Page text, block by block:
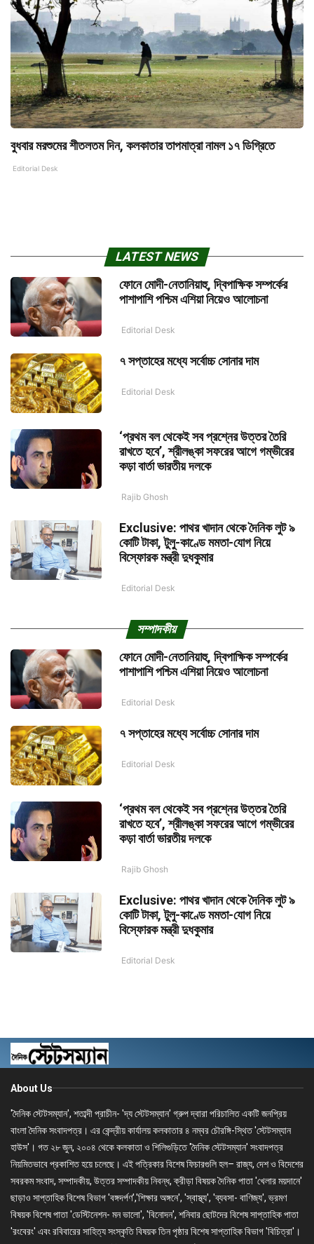
বুধবার মরশুমের শীতলতম দিন, কলকাতার তাপমাত্রা নামল ১৭ ডিগ্রিতে
Editorial Desk
LATEST NEWS
ফোনে মোদী-নেতানিয়াহু, দ্বিপাক্ষিক সম্পর্কের
পাশাপাশি পশ্চিম এশিয়া নিয়েও আলোচনা
Editorial Desk
৭ সপ্তাহের মধ্যে সর্বোচ্চ সোনার দাম
Editorial Desk
‘প্রথম বল থেকেই সব প্রশ্নের উত্তর তৈরি
রাখতে হবে’, শ্রীলঙ্কা সফরের আগে গম্ভীরের
কড়া বার্তা ভারতীয় দলকে
Rajib Ghosh
Exclusive: পাথর খাদান থেকে দৈনিক লুট ৯
কোটি টাকা, টুলু-কাণ্ডে মমতা-যোগ নিয়ে
বিস্ফোরক মন্ত্রী দুধকুমার
Editorial Desk
সম্পাদকীয়
ফোনে মোদী-নেতানিয়াহু, দ্বিপাক্ষিক সম্পর্কের
পাশাপাশি পশ্চিম এশিয়া নিয়েও আলোচনা
Editorial Desk
৭ সপ্তাহের মধ্যে সর্বোচ্চ সোনার দাম
Editorial Desk
‘প্রথম বল থেকেই সব প্রশ্নের উত্তর তৈরি
রাখতে হবে’, শ্রীলঙ্কা সফরের আগে গম্ভীরের
কড়া বার্তা ভারতীয় দলকে
Rajib Ghosh
Exclusive: পাথর খাদান থেকে দৈনিক লুট ৯
কোটি টাকা, টুলু-কাণ্ডে মমতা-যোগ নিয়ে
বিস্ফোরক মন্ত্রী দুধকুমার
Editorial Desk
About Us
'দৈনিক স্টেটসম্যান', শতাব্দী প্রাচীন- 'দ্য স্টেটসম্যান' গ্রুপ দ্বারা পরিচালিত একটি জনপ্রিয়
বাংলা দৈনিক সংবাদপত্র। এর কেন্দ্রীয় কার্যালয় কলকাতার ৪ নম্বর চৌরঙ্গি-স্থিত 'স্টেটসম্যান
হাউস'। গত ২৮ জুন, ২০০৪ থেকে কলকাতা ও শিলিগুড়িতে 'দৈনিক স্টেটসম্যান' সংবাদপত্র
নিয়মিতভাবে প্রকাশিত হয়ে চলেছে। এই পত্রিকার বিশেষ ফিচারগুলি হল– রাজ্য, দেশ ও বিদেশের
সবরকম সংবাদ, সম্পাদকীয়, উত্তর সম্পাদকীয় নিবন্ধ, ক্রীড়া বিষয়ক দৈনিক পাতা 'খেলার ময়দানে'
ছাড়াও সাপ্তাহিক বিশেষ বিভাগ 'বঙ্গদর্পণ','শিক্ষার অঙ্গনে', 'স্বাস্থ্য', 'ব্যবসা- বাণিজ্য', ভ্রমণ
বিষয়ক বিশেষ পাতা 'ডেস্টিনেশন- মন ভালো', 'বিনোদন', শনিবার ছোটদের বিশেষ সাপ্তাহিক পাতা
'রংবেরং' এবং রবিবারের সাহিত্য সংস্কৃতি বিষয়ক তিন পৃষ্ঠার বিশেষ সাপ্তাহিক বিভাগ 'বিচিত্রা'।